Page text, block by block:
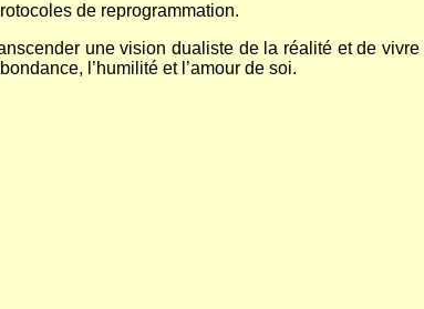
de reprogrammation.
une vision dualiste de la réalité et de
l’humilité et l’amour de soi.